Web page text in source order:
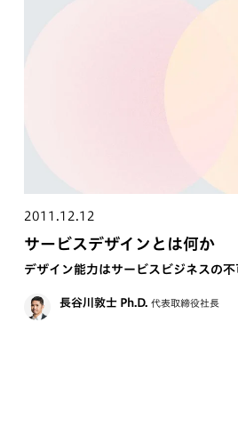
2011.12.12
サービスデザインとは何か
デザイン能力はサービスビジネスの不
長谷川敦士 Ph.D. 代表取締役社長